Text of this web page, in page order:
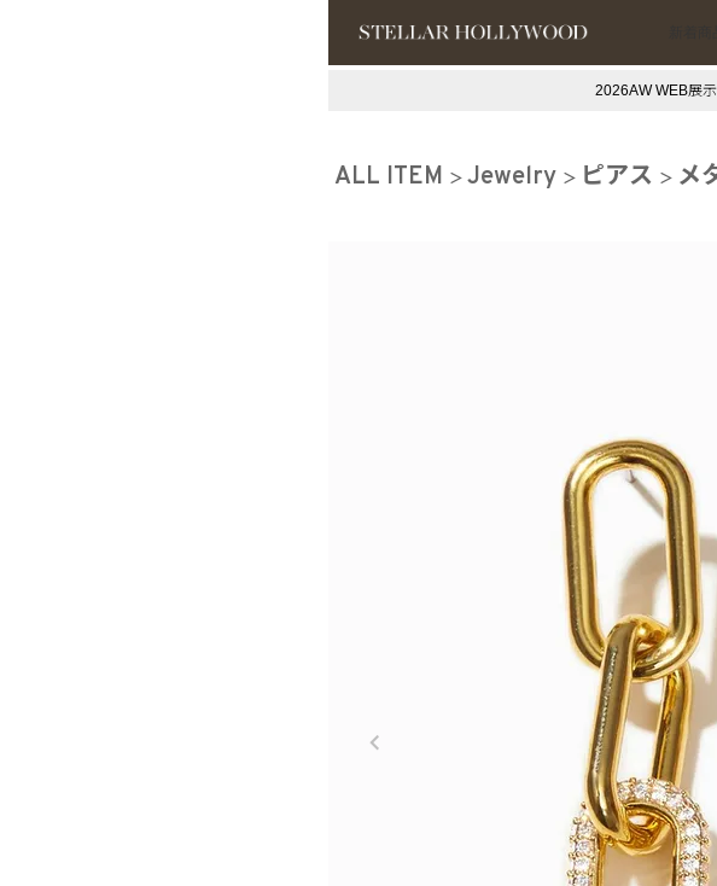
#スタッフイチ押し（通勤パールア
2026AW WEB展
ALL ITEM Jewelry ピアス メ